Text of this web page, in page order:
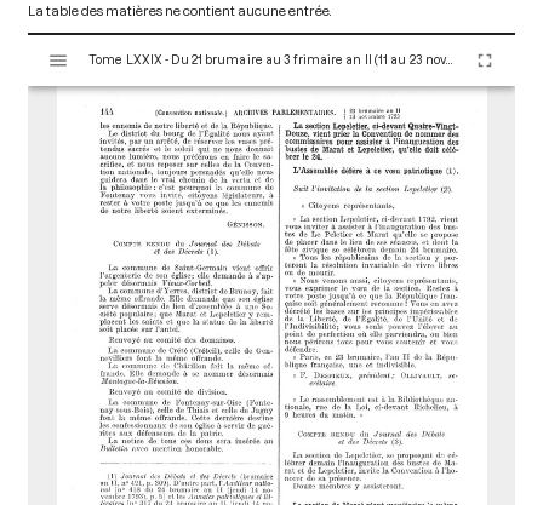
La table des matières ne contient aucune entrée.
s
Tome LXXIX - Du 21 brumaire au 3 frimaire an II (11 au 23 novembre 1793)